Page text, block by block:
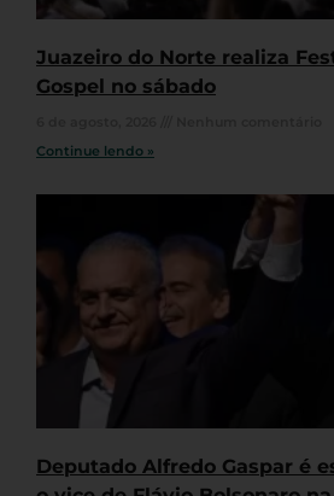
Juazeiro do Norte realiza
Gospel no sábado
Continue lendo »
Deputado Alfredo Gaspar é